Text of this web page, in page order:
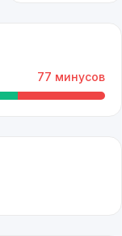
77 минусов